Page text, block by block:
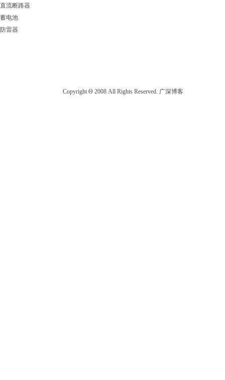
直流断路器
蓄电池
防雷器
Copyright Θ 2008 All Rights Reserved. 广深博客